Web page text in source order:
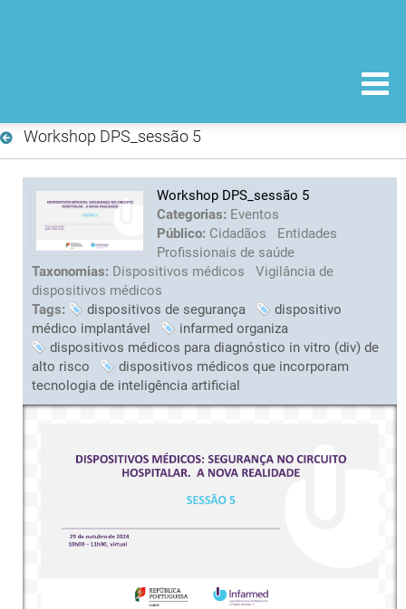
Workshop DPS_sessão 5
Workshop DPS_sessão 5
Categorias: Eventos
Público: Cidadãos
Entidades
Profissionais de saúde
Taxonomias: Dispositivos médicos
Vigilância de
dispositivos médicos
Tags:
dispositivos de segurança
dispositivo
médico implantável
infarmed organiza
dispositivos médicos para diagnóstico in vitro (div) de
alto risco
dispositivos médicos que incorporam
tecnologia de inteligência artificial